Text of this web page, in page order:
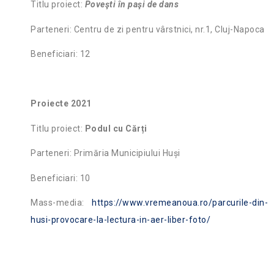
Titlu proiect: Poveşti în paşi de dans
Parteneri: Centru de zi pentru vârstnici, nr.1, Cluj-Napoca
Beneficiari: 12
Proiecte 2021
Titlu proiect: Podul cu Cărți
Parteneri: Primăria Municipiului Huși
Beneficiari: 10
Mass-media:
https://www.vremeanoua.ro/parcurile-din-
husi-provocare-la-lectura-in-aer-liber-foto/